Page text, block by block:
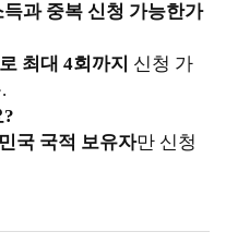
과 중복 신청 가능한가
최대 4회까지 신청 가
국 국적 보유자만 신청